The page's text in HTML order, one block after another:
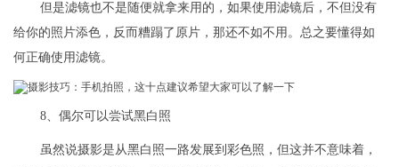
但是滤镜也不是随便就拿来用的，如果使用滤镜后，不但没有
给你的照片添色，反而糟蹋了原片，那还不如不用。总之要懂得如
何正确使用滤镜。
8、偶尔可以尝试黑白照
虽然说摄影是从黑白照一路发展到彩色照，但这并不意味着，